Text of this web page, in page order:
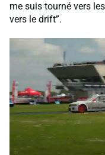
me suis tourné vers
vers le drift”.